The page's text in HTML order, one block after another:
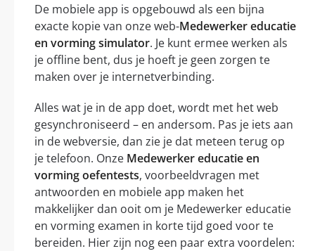
De mobiele app is opgebouwd als een bijna
exacte kopie van onze web-Medewerker educatie
en vorming simulator. Je kunt ermee werken als
je offline bent, dus je hoeft je geen zorgen te
maken over je internetverbinding.
Alles wat je in de app doet, wordt met het web
gesynchroniseerd – en andersom. Pas je iets aan
in de webversie, dan zie je dat meteen terug op
je telefoon. Onze Medewerker educatie en
vorming oefentests, voorbeeldvragen met
antwoorden en mobiele app maken het
makkelijker dan ooit om je Medewerker educatie
en vorming examen in korte tijd goed voor te
bereiden. Hier zijn nog een paar extra voordelen: